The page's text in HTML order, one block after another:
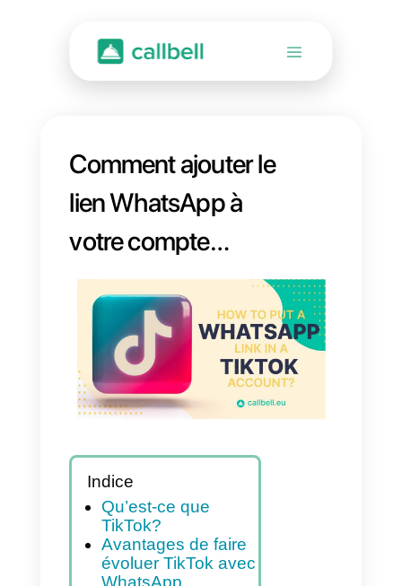
Comment ajouter le
lien WhatsApp à
votre compte
TikTok?